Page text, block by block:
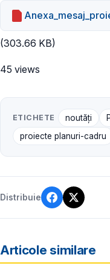
(303.66 KB)
45 views
ETICHETE noutăți
proiecte planuri-cadru
Distribuie
Articole similare